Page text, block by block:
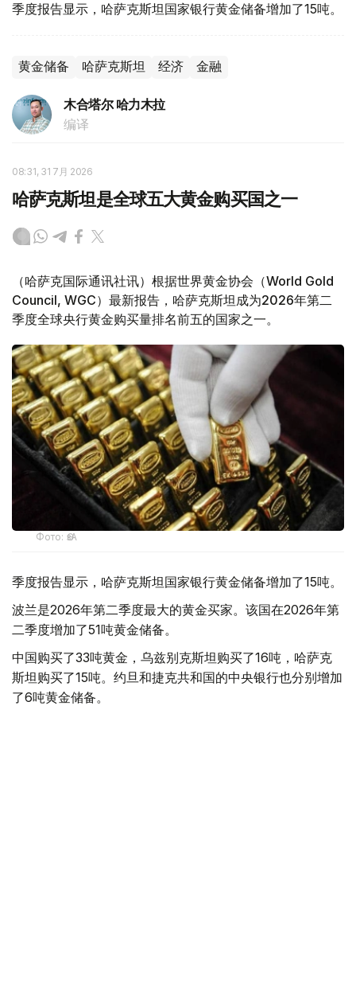
季度报告显示，哈萨克斯坦国家银行黄金储备增加了15吨。
黄金储备 哈萨克斯坦 经济 金融
木合塔尔 哈力木拉
编译
08:31, 31 7月 2026
哈萨克斯坦是全球五大黄金购买国之一
（哈萨克国际通讯社讯）根据世界黄金协会（World Gold
Council, WGC）最新报告，哈萨克斯坦成为2026年第二
季度全球央行黄金购买量排名前五的国家之一。
Фото: ӨзА
季度报告显示，哈萨克斯坦国家银行黄金储备增加了15吨。
波兰是2026年第二季度最大的黄金买家。该国在2026年第
二季度增加了51吨黄金储备。
中国购买了33吨黄金，乌兹别克斯坦购买了16吨，哈萨克
斯坦购买了15吨。约旦和捷克共和国的中央银行也分别增加
了6吨黄金储备。